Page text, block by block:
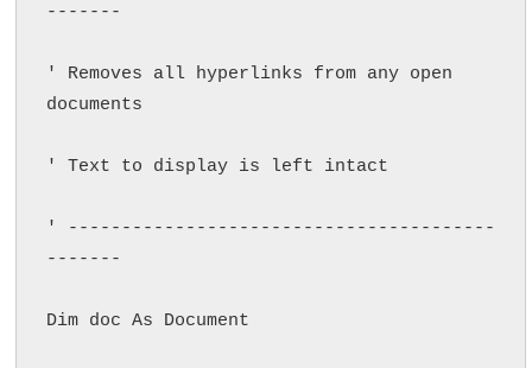
-------
' Removes all hyperlinks from any open
documents
' Text to display is left intact
' ----------------------------------------
-------
Dim doc As Document